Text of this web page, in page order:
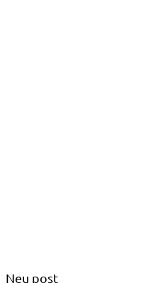
Neu post